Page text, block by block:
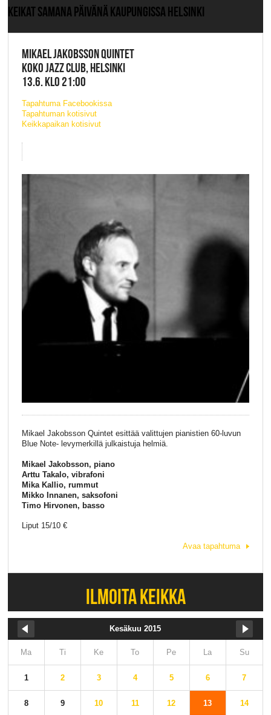
KEIKAT SAMANA PÄIVÄNÄ KAUPUNGISSA HELSINKI
MIKAEL JAKOBSSON QUINTET
KOKO JAZZ CLUB, HELSINKI
13.6. KLO 21:00
Tapahtuma Facebookissa
Tapahtuman kotisivut
Keikkapaikan kotisivut
Mikael Jakobsson Quintet esittää valittujen pianistien 60-luvun
Blue Note- levymerkillä julkaistuja helmiä.
Mikael Jakobsson, piano
Arttu Takalo, vibrafoni
Mika Kallio, rummut
Mikko Innanen, saksofoni
Timo Hirvonen, basso
Liput 15/10 €
Avaa tapahtuma
ILMOITA KEIKKA
Kesäkuu 2015
Ma Ti Ke To Pe La Su
1 2 3 4 5 6 7
8 9 10 11 12 13 14